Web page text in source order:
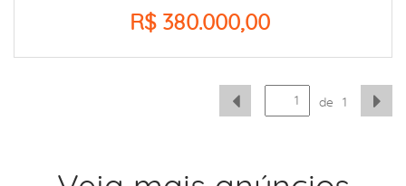
R$ 380.000,00
de 1